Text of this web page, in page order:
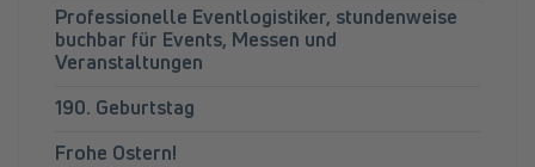
Professionelle Eventlogistiker, stundenweise
buchbar für Events, Messen und
Veranstaltungen
190. Geburtstag
Frohe Ostern!